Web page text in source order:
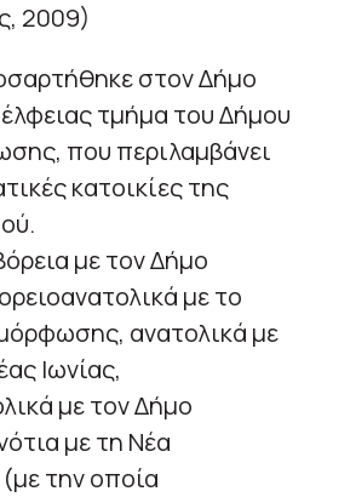
2009)
στον Δήμο
τμήμα του Δήμου
που περιλαμβάνει
κατοικίες της
με τον Δήμο
με το
ανατολικά με
Ιωνίας,
με τον Δήμο
με τη Νέα
την οποία